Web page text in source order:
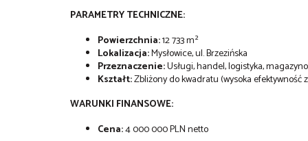
PARAMETRY TECHNICZNE:
Powierzchnia:12 733 m²
Lokalizacja:Mysłowice, ul. Brzezińska
Przeznaczenie:Usługi, handel, logistyka,
Kształt:Zbliżony do kwadratu (wysoka efektywność
WARUNKI FINANSOWE:
Cena:4 000 000 PLN netto